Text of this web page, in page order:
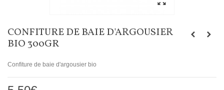
CONFITURE DE BAIE D'ARGOUSIER
BIO 300GR
Confiture de baie d'argousier bio